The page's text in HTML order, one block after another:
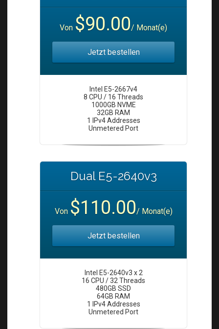
Von $90.00/ Monat(e)
Jetzt bestellen
Intel E5-2667v4
8 CPU / 16 Threads
1000GB NVME
32GB RAM
1 IPv4 Addresses
Unmetered Port
Dual E5-2640v3
Von $110.00/ Monat(e)
Jetzt bestellen
Intel E5-2640v3 x 2
16 CPU / 32 Threads
480GB SSD
64GB RAM
1 IPv4 Addresses
Unmetered Port